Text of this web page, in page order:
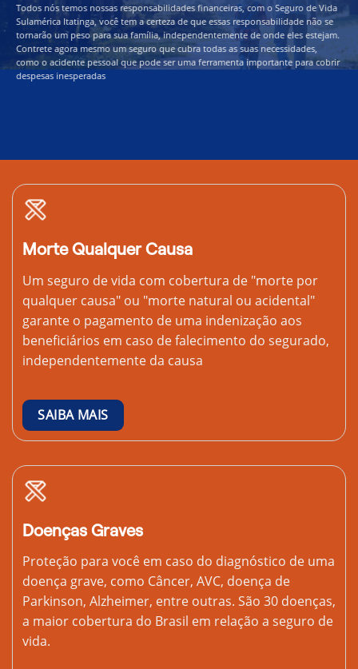
Todos nós temos nossas responsabilidades financeiras, com o Seguro de Vida
Sulamérica Itatinga, você tem a certeza de que essas responsabilidade não se
tornarão um peso para sua família, independentemente de onde eles estejam.
Contrete agora mesmo um seguro que cubra todas as suas necessidades,
como o acidente pessoal que pode ser uma ferramenta importante para cobrir
despesas inesperadas
Morte Qualquer Causa
Um seguro de vida com cobertura de "morte por
qualquer causa" ou "morte natural ou acidental"
garante o pagamento de uma indenização aos
beneficiários em caso de falecimento do segurado,
independentemente da causa
SAIBA MAIS
Doenças Graves
Proteção para você em caso do diagnóstico de uma
doença grave, como Câncer, AVC, doença de
Parkinson, Alzheimer, entre outras. São 30 doenças,
a maior cobertura do Brasil em relação a seguro de
vida.